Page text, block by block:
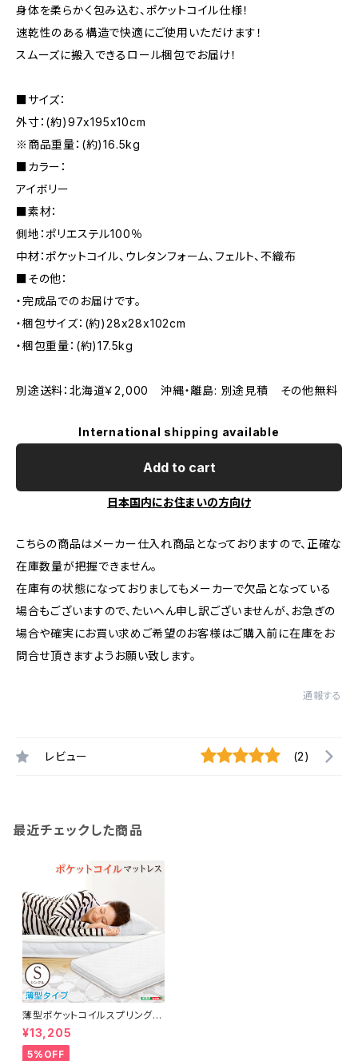
身体を柔らかく包み込む、ポケットコイル仕様！
速乾性のある構造で快適にご使用いただけます！
スムーズに搬入できるロール梱包でお届け！
■サイズ：
外寸：(約)97x195x10cm
※商品重量：(約)16.5kg
■カラー：
アイボリー
■素材：
側地：ポリエステル100％
中材：ポケットコイル、ウレタンフォーム、フェルト、不織布
■その他：
・完成品でのお届けです。
・梱包サイズ：(約)28x28x102cm
・梱包重量：(約)17.5kg
別途送料：北海道￥2,000 沖縄・離島: 別途見積 その他無料
International shipping available
Add to cart
日本国内にお住まいの方向け
こちらの商品はメーカー仕入れ商品となっておりますので、正確な
在庫数量が把握できません。
在庫有の状態になっておりましてもメーカーで欠品となっている
場合もございますので、たいへん申し訳ございませんが、お急ぎの
場合や確実にお買い求めご希望のお客様はご購入前に在庫をお
問合せ頂きますようお願い致します。
通報する
レビュー (2)
最近チェックした商品
薄型ポケットコイルスプリングマ
ットレス【Armelia-アルメリア-】
（ロール梱包 シングル） FM-
07-S
¥13,205
5%OFF